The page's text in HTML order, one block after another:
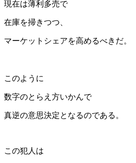
現在は薄利多売で
在庫を掃きつつ、
マーケットシェアを高めるべきだ。
このように
数字のとらえ方いかんで
真逆の意思決定となるのである。
この犯人は